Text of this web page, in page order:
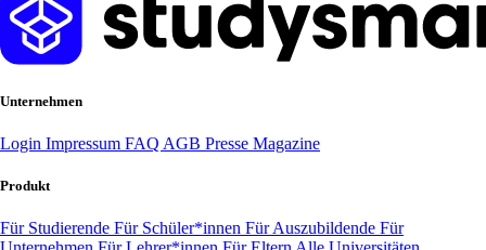
Unternehmen
Login Impressum FAQ AGB Presse Magazine
Produkt
Für Studierende Für Schüler*innen Für Auszubildende Für